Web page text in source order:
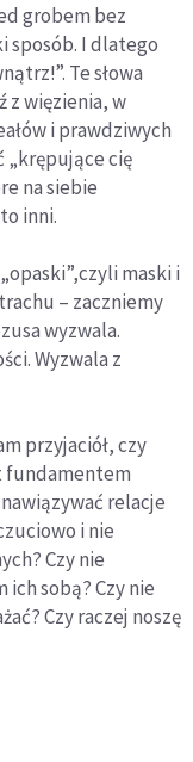
grobem bez
sposób. I dlatego
Te słowa
z więzienia, w
i prawdziwych
„krępujące cię
na siebie
inni.
maski i
– zaczniemy
wyzwala.
Wyzwala z
przyjaciół, czy
fundamentem
relacje
i nie
Czy nie
sobą? Czy nie
Czy raczej noszę